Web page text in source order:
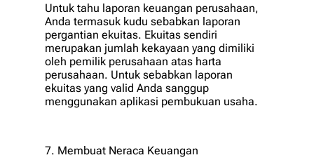
Untuk tahu laporan keuangan perusahaan,
Anda termasuk kudu sebabkan laporan
pergantian ekuitas. Ekuitas sendiri
merupakan jumlah kekayaan yang dimiliki
oleh pemilik perusahaan atas harta
perusahaan. Untuk sebabkan laporan
ekuitas yang valid Anda sanggup
menggunakan aplikasi pembukuan usaha.
7. Membuat Neraca Keuangan